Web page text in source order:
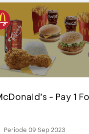
- Pay 1
Periode 09 Sep 2023